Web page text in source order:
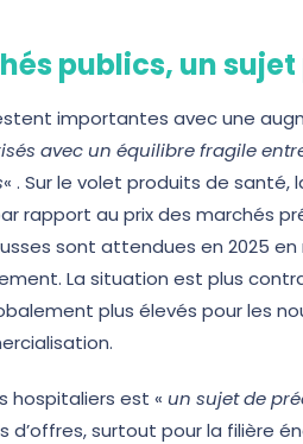
publics, un
importantes avec une
avec un équilibre fragile
« . Sur le volet produits de
rapport au prix des marchés
sont attendues en 2025 en
La situation est plus
plus élevés pour les
hospitaliers est « un sujet de
d’offres, surtout pour la filière